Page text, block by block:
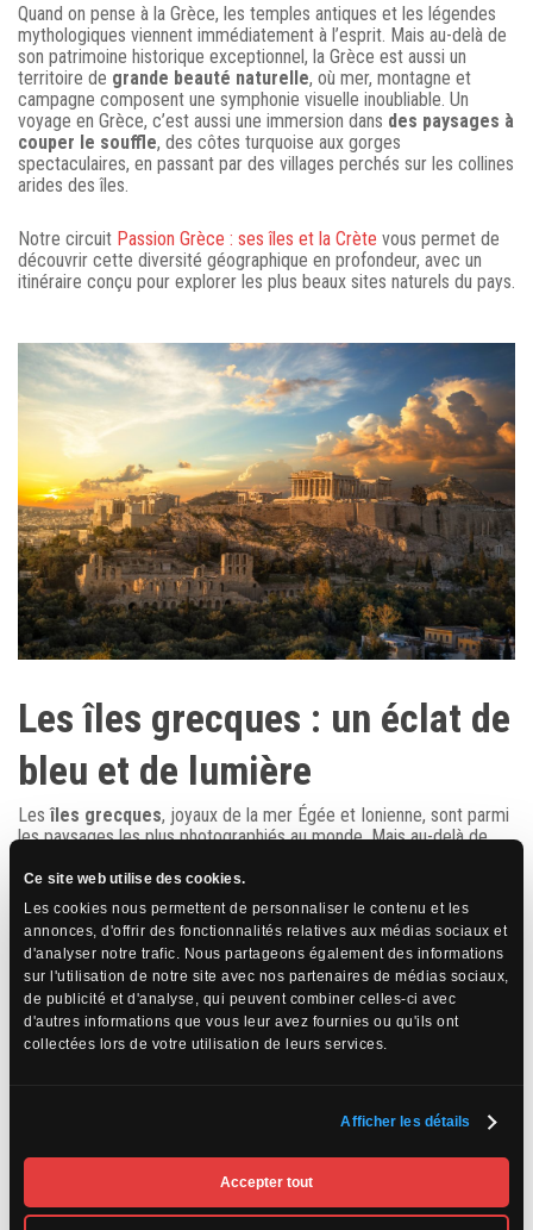
Ce site web utilise des cookies.
Les cookies nous permettent de personnaliser le contenu et les
annonces, d'offrir des fonctionnalités relatives aux médias sociaux et
d'analyser notre trafic. Nous partageons également des informations
sur l'utilisation de notre site avec nos partenaires de médias sociaux,
de publicité et d'analyse, qui peuvent combiner celles-ci avec
d'autres informations que vous leur avez fournies ou qu'ils ont
collectées lors de votre utilisation de leurs services.
Afficher les détails
Accepter tout
Quand on pense à la Grèce, les temples antiques et les légendes
mythologiques viennent immédiatement à l’esprit. Mais au-delà de
son patrimoine historique exceptionnel, la Grèce est aussi un
territoire de grande beauté naturelle, où mer, montagne et
campagne composent une symphonie visuelle inoubliable. Un
voyage en Grèce, c’est aussi une immersion dans des paysages à
couper le souffle, des côtes turquoise aux gorges
spectaculaires, en passant par des villages perchés sur les collines
arides des îles.
Notre circuit Passion Grèce : ses îles et la Crète vous permet de
découvrir cette diversité géographique en profondeur, avec un
itinéraire conçu pour explorer les plus beaux sites naturels du pays.
Les îles grecques : un éclat de
bleu et de lumière
Lesîles grecques, joyaux de la mer Égée et Ionienne, sont parmi
les paysages les plus photographiés au monde. Mais au-delà de
Santorin, avec ses falaises abruptes formées par une caldeira
volcanique, offre un panorama unique au monde.Paros et
Mykonos, plus douces, déploient des plages de sable doré, des
criques isolées et une mer cristalline qui invite à la contemplation.
Ces îles font partie intégrante de notre programmePassion Grèce
: ses îles et la Crète, qui vous mène dans les coins les plus
enchanteurs de l’archipel, loin des sentiers trop touristiques.
La Crète : un condensé de
nature sauvage
LaCrète, plus grande île de Grèce, est un monde à part. Elle